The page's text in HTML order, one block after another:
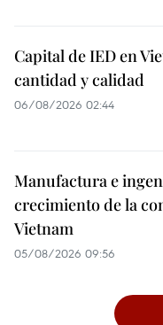
Capital de IED en
cantidad y calidad
06/08/2026 02:44
Manufactura e
crecimiento de la
Vietnam
05/08/2026 09:56